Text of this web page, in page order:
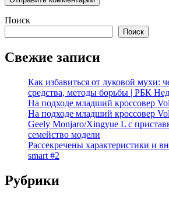
Поиск
Поиск
Свежие записи
Как избавиться от луковой мухи:
средства, методы борьбы | РБК
На подходе младший кроссовер
На подходе младший кроссовер
Geely Monjaro/Xingyue L с
семейство модели
Рассекречены характеристики и
smart #2
Рубрики